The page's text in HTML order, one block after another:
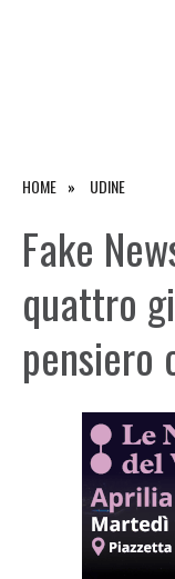
HOME UDINE
Fake
quattro
pensiero